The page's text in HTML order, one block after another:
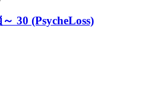
30 (PsycheLoss)